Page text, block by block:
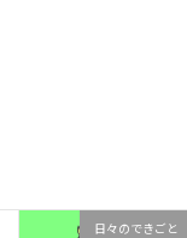
日々のできごと